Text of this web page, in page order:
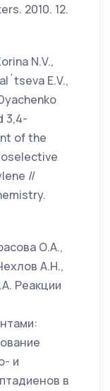
2010. 12.
N.V.,
E.V.,
3,4-
of the
//
О.А.,
А.Н.,
Реакции
и
в